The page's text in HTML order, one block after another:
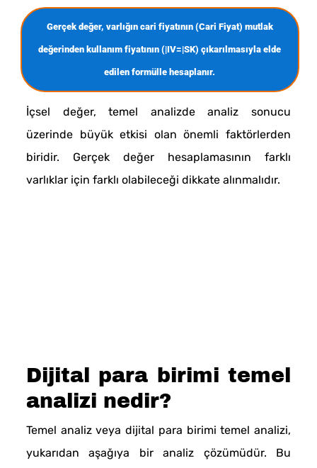
Gerçek değer, varlığın cari fiyatının (Cari Fiyat) mutlak
değerinden kullanım fiyatının (|IV=|SK) çıkarılmasıyla elde
edilen formülle hesaplanır.
İçsel değer, temel analizde analiz sonucu
üzerinde büyük etkisi olan önemli faktörlerden
biridir. Gerçek değer hesaplamasının farklı
varlıklar için farklı olabileceği dikkate alınmalıdır.
Dijital para birimi temel
analizi nedir?
Temel analiz veya dijital para birimi temel analizi,
yukarıdan aşağıya bir analiz çözümüdür. Bu